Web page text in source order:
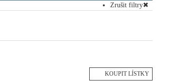
Zrušit filtry✖